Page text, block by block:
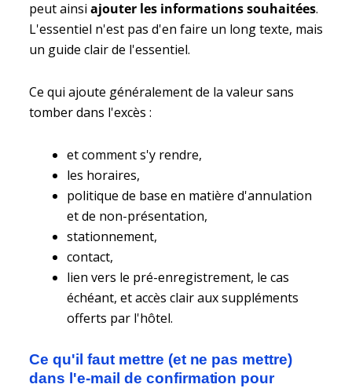
peut ainsi ajouter les informations souhaitées.
L'essentiel n'est pas d'en faire un long texte, mais
un guide clair de l'essentiel.
Ce qui ajoute généralement de la valeur sans
tomber dans l'excès :
et comment s'y rendre,
les horaires,
politique de base en matière d'annulation
et de non-présentation,
stationnement,
contact,
lien vers le pré-enregistrement, le cas
échéant, et accès clair aux suppléments
offerts par l'hôtel.
Ce qu'il faut mettre (et ne pas mettre)
dans l'e-mail de confirmation pour